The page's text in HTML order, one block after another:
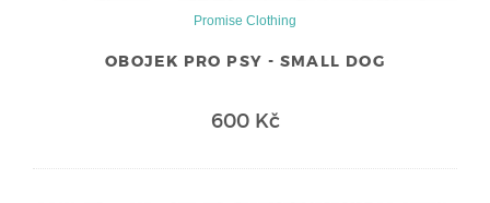
Promise Clothing
OBOJEK PRO PSY - SMALL DOG
600 Kč